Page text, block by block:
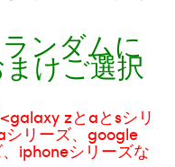
ンダムに
けご選択
zとaとsシリ
リーズ、google
iphoneシリーズな